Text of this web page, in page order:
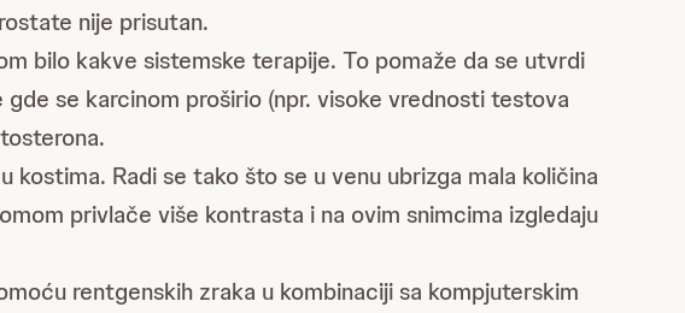
nije prisutan.
bilo kakve sistemske terapije. To pomaže da se utvrdi
se karcinom proširio (npr. visoke vrednosti testova
Radi se tako što se u venu ubrizga mala količina
privlače više kontrasta i na ovim snimcima izgledaju
rentgenskih zraka u kombinaciji sa kompjuterskim